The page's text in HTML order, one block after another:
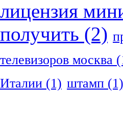
лицензия
получить (2)
телевизоров москва
Италии (1) штамп (1)